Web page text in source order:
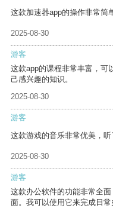
这款加速器app的操作非常简
2025-08-30
游客
这款app的课程非常丰富，可
己感兴趣的知识。
2025-08-30
游客
这款游戏的音乐非常优美，听
2025-08-30
游客
这款办公软件的功能非常全
面。我可以使用它来完成日常